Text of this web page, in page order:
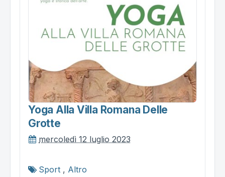
Yoga Alla Villa Romana Delle
Grotte
mercoledì 12 luglio 2023
Sport , Altro